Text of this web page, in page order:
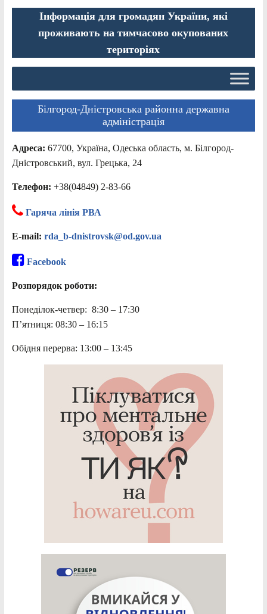
Інформація для громадян України, які
проживають на тимчасово окупованих
територіях
Білгород-Дністровська районна державна
адміністрація
Адреса: 67700, Україна, Одеська область, м. Білгород-
Дністровський, вул. Грецька, 24
Телефон: +38(04849) 2-83-66
Гаряча лінія РВА
E-mail: rda_b-dnistrovsk@od.gov.ua
Facebook
Розпорядок роботи:
Понеділок-четвер: 8:30 – 17:30
П’ятниця: 08:30 – 16:15
Обідня перерва: 13:00 – 13:45